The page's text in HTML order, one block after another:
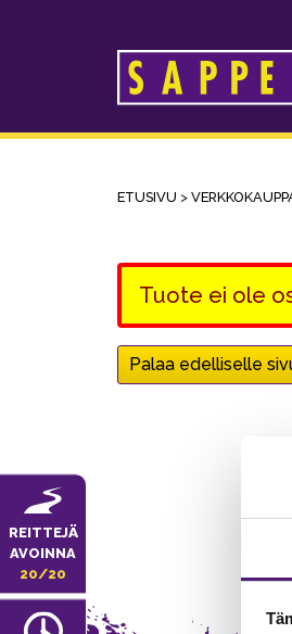
REITTEJÄ
AVOINNA
20/20
ETUSIVU >
Tuote ei ole
Palaa edelliselle